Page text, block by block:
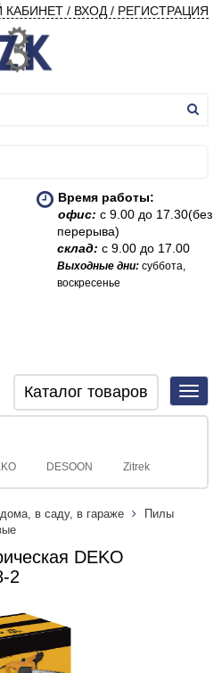
/ ВХОД / РЕГИСТРАЦИЯ
Время работы:
офис:с 9.00 до 17.30(без
перерыва)
склад:с 9.00 до 17.00
Выходные дни:суббота,
воскресенье
Каталог товаров
DESOON Zitrek
в саду, в гараже
Пилы
DEKO
2